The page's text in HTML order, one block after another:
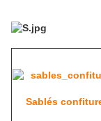
Sablés